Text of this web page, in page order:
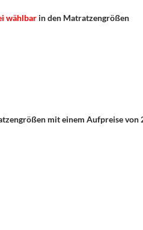
wählbar in den Matratzengrößen
mit einem Aufpreise von